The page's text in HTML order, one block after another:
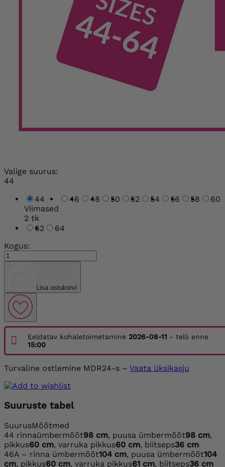
Valige suurus:
44
44
Viimased
2 tk
46 48 50 52 54 56 58 60
62
64
Kogus:
Lisa ostukorvi
Eeldatav kohaletoimetamine 2026-08-11 - telli enne
15:00
Turvaline ostlemine MDR24-s – Vaata üksikasju
Suuruste tabel
SuurusMõõtmed
44 rinnaümbermõõt98 cm, puusa ümbermõõt98 cm,
pikkus60 cm, varruka pikkus60 cm, biitseps36 cm
46A – rinna ümbermõõt104 cm, puusa ümbermõõt104
cm, pikkus60 cm, varruka pikkus61 cm, biitseps36 cm